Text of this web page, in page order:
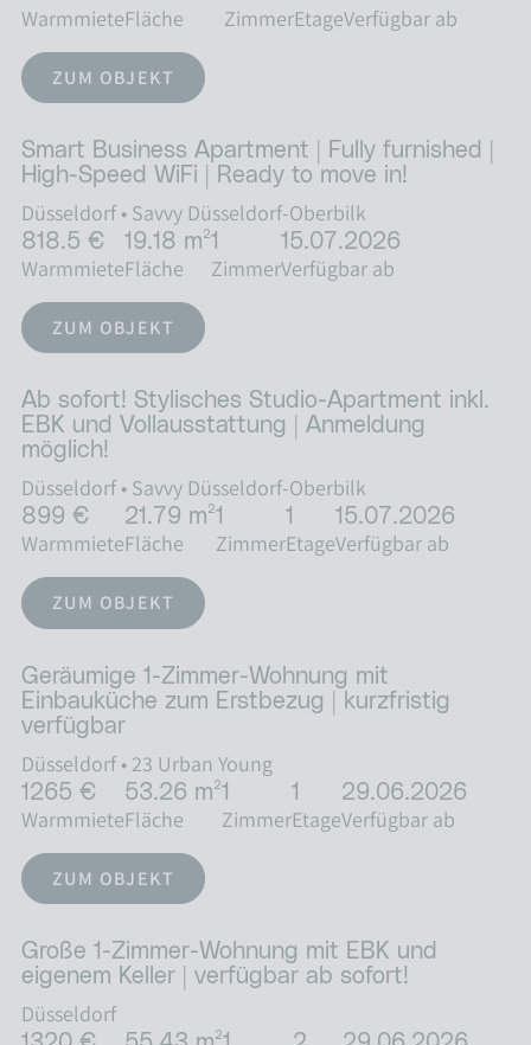
WarmmieteFläche ZimmerEtageVerfügbar ab
ZUM OBJEKT
Smart Business Apartment | Fully furnished |
High-Speed WiFi | Ready to move in!
Düsseldorf• Savvy Düsseldorf-Oberbilk
818.5 €
Warmmiete
19.18 m²
Fläche
1
Zimmer
15.07.2026
Verfügbar ab
ZUM OBJEKT
Ab sofort! Stylisches Studio-Apartment inkl.
EBK und Vollausstattung | Anmeldung
möglich!
Düsseldorf• Savvy Düsseldorf-Oberbilk
899 €
Warmmiete
21.79 m²
Fläche
1
Zimmer
1
Etage
15.07.2026
Verfügbar ab
ZUM OBJEKT
Geräumige 1-Zimmer-Wohnung mit
Einbauküche zum Erstbezug | kurzfristig
verfügbar
Düsseldorf• 23 Urban Young
1265 €
Warmmiete
53.26 m²
Fläche
1
Zimmer
1
Etage
29.06.2026
Verfügbar ab
ZUM OBJEKT
Große 1-Zimmer-Wohnung mit EBK und
eigenem Keller | verfügbar ab sofort!
Düsseldorf